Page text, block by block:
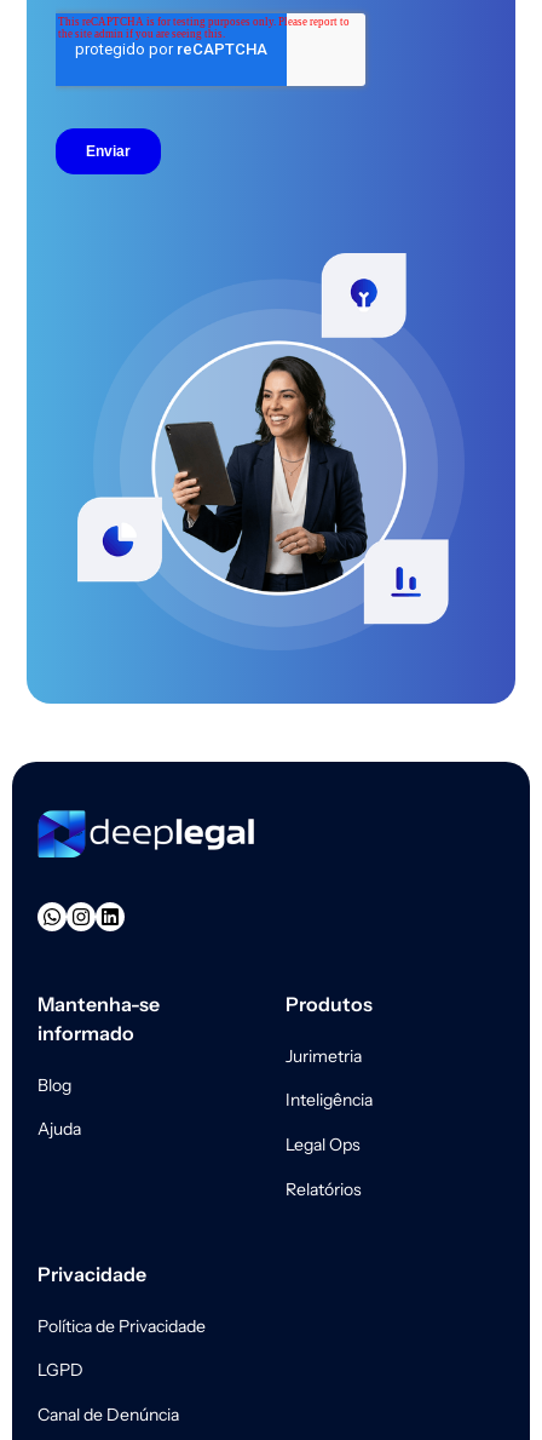
Mantenha-se
informado
Blog
Ajuda
Produtos
Jurimetria
Inteligência
Legal Ops
Relatórios
Privacidade
Política de Privacidade
LGPD
Canal de Denúncia